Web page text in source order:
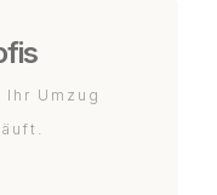
Umzug